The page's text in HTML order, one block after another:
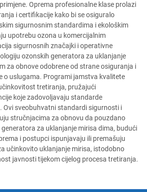
Oprema profesionalne klase prolazi
i certifikacije kako bi se osiguralo
sigurnosnim standardima i ekološkim
upotrebu ozona u komercijalnim
sigurnosnih značajki i operativne
ozonskih generatora za uklanjanje
za obnove odobrene od strane osiguranja i
o uslugama. Programi jamstva kvalitete
tretiranja, pružajući
koje zadovoljavaju standarde
Ovi sveobuhvatni standardi sigurnosti i
stručnjacima za obnovu da pouzdano
za uklanjanje mirisa dima, budući
i postupci ispunjavaju ili premašuju
učinkovito uklanjanje mirisa, istodobno
javnosti tijekom cijelog procesa tretiranja.